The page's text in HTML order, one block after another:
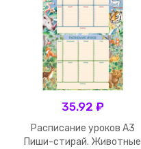
35.92 ₽
Расписание уроков А3
Пиши-стирай. Животные